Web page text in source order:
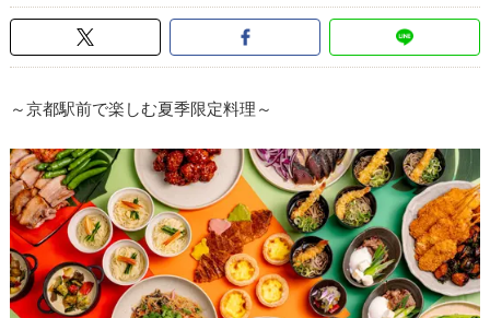
～京都駅前で楽しむ夏季限定料理～